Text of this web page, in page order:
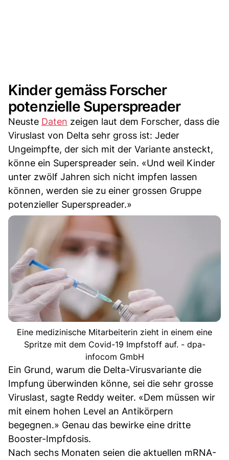
Kinder gemäss Forscher
potenzielle Superspreader
Neuste Daten zeigen laut dem Forscher, dass die
Viruslast von Delta sehr gross ist: Jeder
Ungeimpfte, der sich mit der Variante ansteckt,
könne ein Superspreader sein. «Und weil Kinder
unter zwölf Jahren sich nicht impfen lassen
können, werden sie zu einer grossen Gruppe
potenzieller Superspreader.»
Eine medizinische Mitarbeiterin zieht in einem eine
Spritze mit dem Covid-19 Impfstoff auf. - dpa-
infocom GmbH
Ein Grund, warum die Delta-Virusvariante die
Impfung überwinden könne, sei die sehr grosse
Viruslast, sagte Reddy weiter. «Dem müssen wir
mit einem hohen Level an Antikörpern
begegnen.» Genau das bewirke eine dritte
Booster-Impfdosis.
Nach sechs Monaten seien die aktuellen mRNA-